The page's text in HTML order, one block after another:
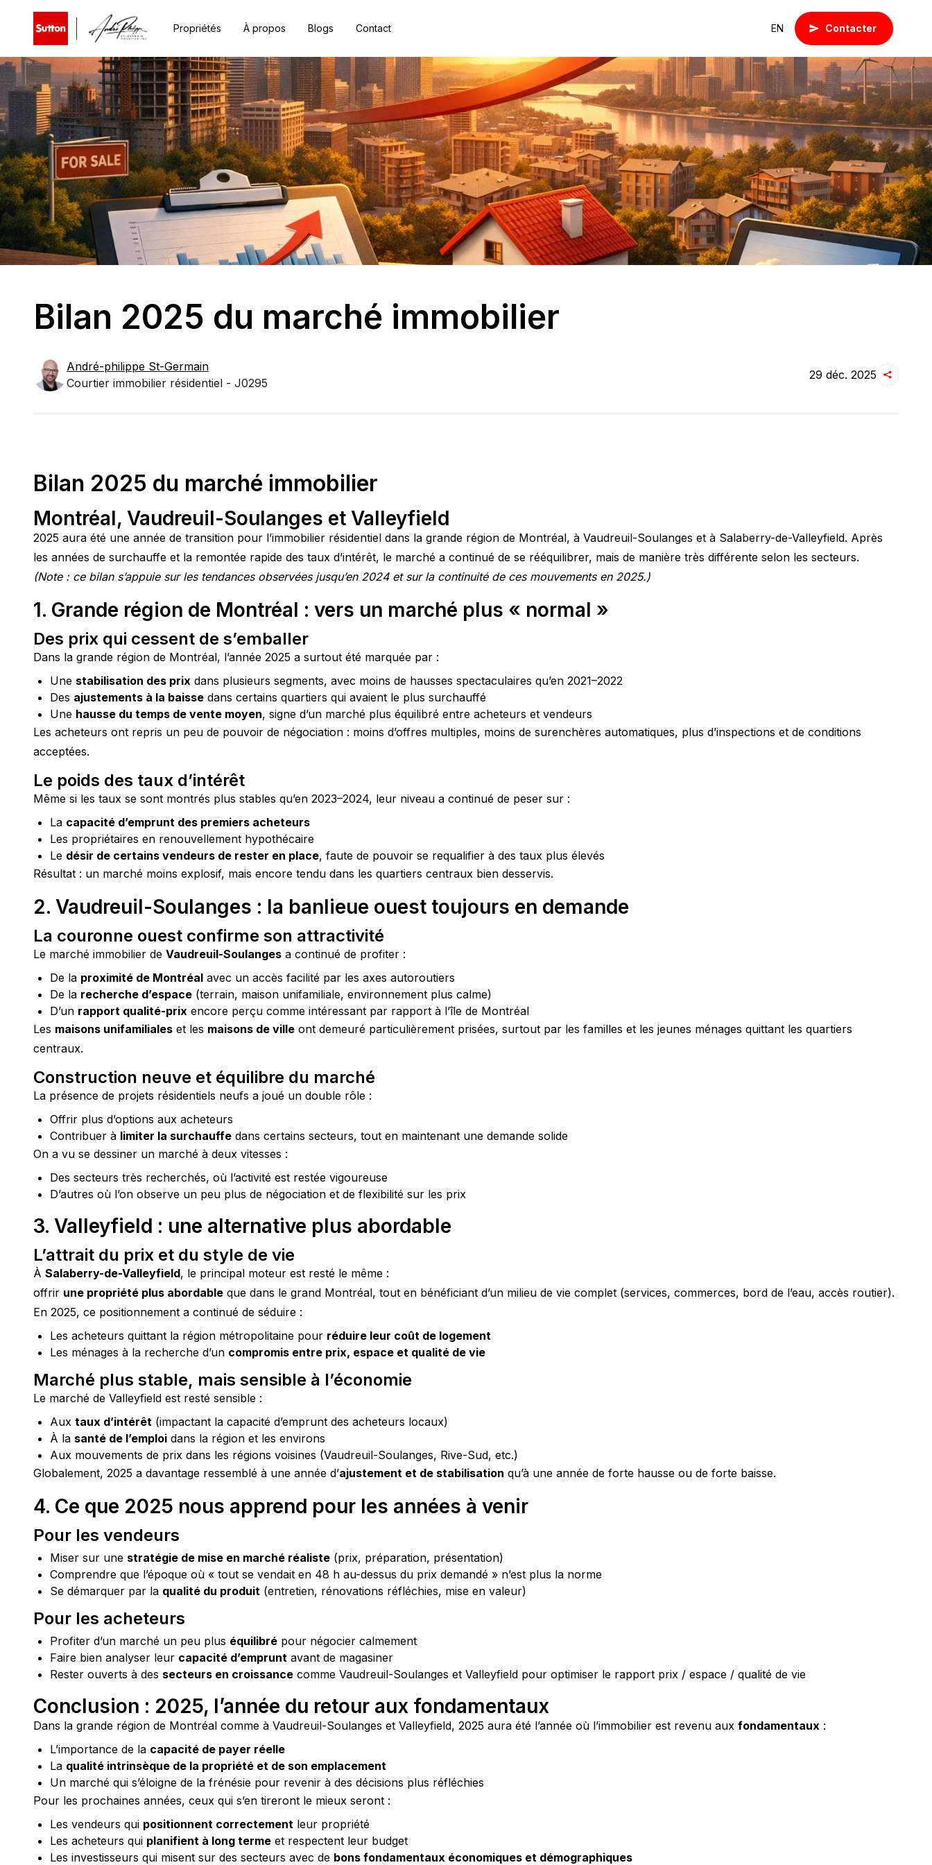
Propriétés À propos Blogs Contact EN Contacter
Bilan 2025 du marché immobilier
André-philippe St-Germain
Courtier immobilier résidentiel - J0295
29 déc. 2025
Bilan 2025 du marché immobilier
Montréal, Vaudreuil-Soulanges et Valleyfield
2025 aura été une année de transition pour l’immobilier résidentiel dans la grande région de Montréal, à Vaudreuil-Soulanges et à Salaberry-de-Valleyfield. Après
les années de surchauffe et la remontée rapide des taux d’intérêt, le marché a continué de se rééquilibrer, mais de manière très différente selon les secteurs.
(Note : ce bilan s’appuie sur les tendances observées jusqu’en 2024 et sur la continuité de ces mouvements en 2025.)
1. Grande région de Montréal : vers un marché plus « normal »
Des prix qui cessent de s’emballer
Dans la grande région de Montréal, l’année 2025 a surtout été marquée par :
Une stabilisation des prix dans plusieurs segments, avec moins de hausses spectaculaires qu’en 2021–2022
Des ajustements à la baisse dans certains quartiers qui avaient le plus surchauffé
Une hausse du temps de vente moyen, signe d’un marché plus équilibré entre acheteurs et vendeurs
Les acheteurs ont repris un peu de pouvoir de négociation : moins d’offres multiples, moins de surenchères automatiques, plus d’inspections et de conditions
acceptées.
Le poids des taux d’intérêt
Même si les taux se sont montrés plus stables qu’en 2023–2024, leur niveau a continué de peser sur :
La capacité d’emprunt des premiers acheteurs
Les propriétaires en renouvellement hypothécaire
Le désir de certains vendeurs de rester en place, faute de pouvoir se requalifier à des taux plus élevés
Résultat : un marché moins explosif, mais encore tendu dans les quartiers centraux bien desservis.
2. Vaudreuil-Soulanges : la banlieue ouest toujours en demande
La couronne ouest confirme son attractivité
Le marché immobilier de Vaudreuil-Soulanges a continué de profiter :
De la proximité de Montréal avec un accès facilité par les axes autoroutiers
De la recherche d’espace (terrain, maison unifamiliale, environnement plus calme)
D’un rapport qualité-prix encore perçu comme intéressant par rapport à l’île de Montréal
Les maisons unifamiliales et les maisons de ville ont demeuré particulièrement prisées, surtout par les familles et les jeunes ménages quittant les quartiers
centraux.
Construction neuve et équilibre du marché
La présence de projets résidentiels neufs a joué un double rôle :
Offrir plus d’options aux acheteurs
Contribuer à limiter la surchauffe dans certains secteurs, tout en maintenant une demande solide
On a vu se dessiner un marché à deux vitesses :
Des secteurs très recherchés, où l’activité est restée vigoureuse
D’autres où l’on observe un peu plus de négociation et de flexibilité sur les prix
3. Valleyfield : une alternative plus abordable
L’attrait du prix et du style de vie
À Salaberry-de-Valleyfield, le principal moteur est resté le même :
offrir une propriété plus abordable que dans le grand Montréal, tout en bénéficiant d’un milieu de vie complet (services, commerces, bord de l’eau, accès routier).
En 2025, ce positionnement a continué de séduire :
Les acheteurs quittant la région métropolitaine pour réduire leur coût de logement
Les ménages à la recherche d’un compromis entre prix, espace et qualité de vie
Marché plus stable, mais sensible à l’économie
Le marché de Valleyfield est resté sensible :
Aux taux d’intérêt (impactant la capacité d’emprunt des acheteurs locaux)
À la santé de l’emploi dans la région et les environs
Aux mouvements de prix dans les régions voisines (Vaudreuil-Soulanges, Rive-Sud, etc.)
Globalement, 2025 a davantage ressemblé à une année d’ajustement et de stabilisation qu’à une année de forte hausse ou de forte baisse.
4. Ce que 2025 nous apprend pour les années à venir
Pour les vendeurs
Miser sur une stratégie de mise en marché réaliste (prix, préparation, présentation)
Comprendre que l’époque où « tout se vendait en 48 h au-dessus du prix demandé » n’est plus la norme
Se démarquer par la qualité du produit (entretien, rénovations réfléchies, mise en valeur)
Pour les acheteurs
Profiter d’un marché un peu plus équilibré pour négocier calmement
Faire bien analyser leur capacité d’emprunt avant de magasiner
Rester ouverts à des secteurs en croissance comme Vaudreuil-Soulanges et Valleyfield pour optimiser le rapport prix / espace / qualité de vie
Conclusion : 2025, l’année du retour aux fondamentaux
Dans la grande région de Montréal comme à Vaudreuil-Soulanges et Valleyfield, 2025 aura été l’année où l’immobilier est revenu aux fondamentaux :
L’importance de la capacité de payer réelle
La qualité intrinsèque de la propriété et de son emplacement
Un marché qui s’éloigne de la frénésie pour revenir à des décisions plus réfléchies
Pour les prochaines années, ceux qui s’en tireront le mieux seront :
Les vendeurs qui positionnent correctement leur propriété
Les acheteurs qui planifient à long terme et respectent leur budget
Les investisseurs qui misent sur des secteurs avec de bons fondamentaux économiques et démographiques